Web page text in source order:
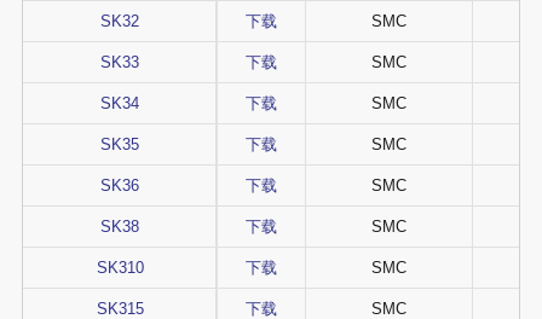
SK32 下载 SMC
SK33 下载 SMC
SK34 下载 SMC
SK35 下载 SMC
SK36 下载 SMC
SK38 下载 SMC
SK310 下载 SMC
SK315 下载 SMC